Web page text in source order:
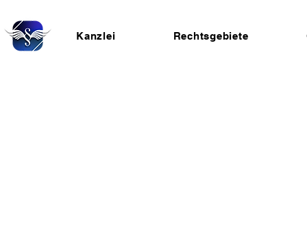
Kanzlei Rechtsgebiete